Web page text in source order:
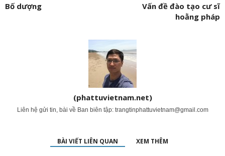
Bố dượng
Vấn đề đào tạo cư sĩ
hoằng pháp
(phattuvietnam.net)
Liên hệ gửi tin, bài về Ban biên tập: trangtinphattuvietnam@gmail.com
BÀI VIẾT LIÊN QUAN XEM THÊM